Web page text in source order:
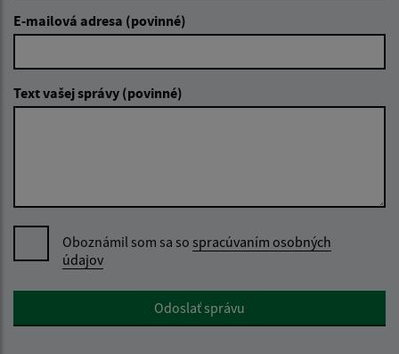
E-mailová adresa (povinné)
Text vašej správy (povinné)
Oboznámil som sa so spracúvaním osobných
údajov
Google reCaptcha ResponseOdoslať správu